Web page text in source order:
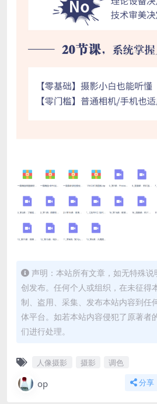
声明：本站所有文章，如无特殊
创发布。任何个人或组织，在未征得
制、盗用、采集、发布本站内容到任
体平台。如若本站内容侵犯了原著者
们进行处理。
人像摄影 摄影 调色
op 分享